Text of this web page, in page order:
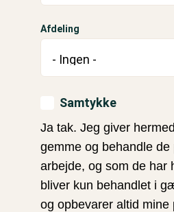
Afdeling
Samtykke
Ja tak. Jeg giver
gemme og behandle
arbejde, og som de har
bliver kun behandlet i
og opbevarer altid